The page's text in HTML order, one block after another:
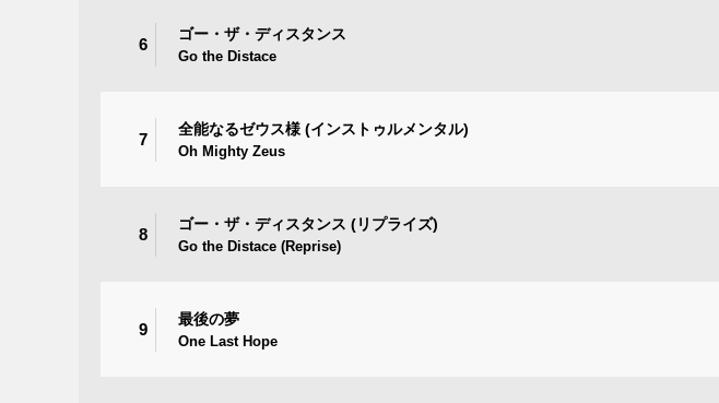
6
ゴー・ザ・ディスタンス
Go the Distace
7
全能なるゼウス様 (インストゥルメンタル)
Oh Mighty Zeus
8
ゴー・ザ・ディスタンス (リプライズ)
Go the Distace (Reprise)
9
最後の夢
One Last Hope